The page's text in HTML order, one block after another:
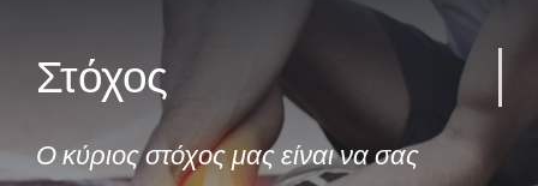
Στόχος
Ο κύριος στόχος μας είναι να σας